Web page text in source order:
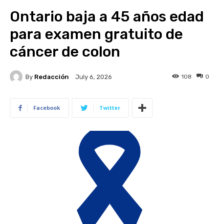
Ontario baja a 45 años edad
para examen gratuito de
cáncer de colon
By Redacción July 6, 2026 0
108
Facebook Twitter